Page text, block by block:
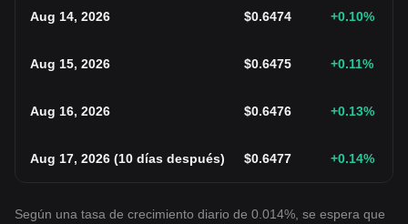
Aug 14, 2026 $0.6474 +0.10%
Aug 15, 2026 $0.6475 +0.11%
Aug 16, 2026 $0.6476 +0.13%
Aug 17, 2026 (10 días después) $0.6477 +0.14%
Según una tasa de crecimiento diario de 0.014%, se espera que